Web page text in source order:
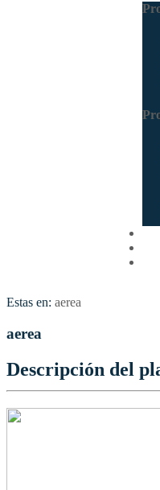
Estas en: aerea
aerea
Descripción del